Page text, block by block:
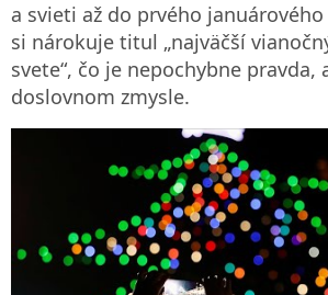
a svieti až do prvého
si nárokuje titul „najväčší
svete“, čo je nepochybne pravda,
doslovnom zmysle.